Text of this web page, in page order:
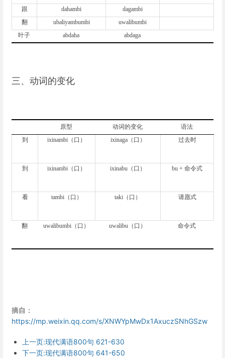
跟
dahambi
dagambi
翻
ubaliyambumbi
uwalibumbi
叶子
abdaha abdaga
三、动词的变化
原型 动词的变化
语法
到
ixinambi （口） ixinaga（口） 过去时
到 ixinambi （口） ixinabu （口） bu + 命令式
看 tambi（口） taki （口） 请愿式
翻 uwalibumbi （口） uwalibu （口） 命令式
摘自：
https://mp.weixin.qq.com/s/XNWYpMwDx1AxuczSNhGSzw
上一页:现代满语800句 621-630
下一页:现代满语800句 641-650